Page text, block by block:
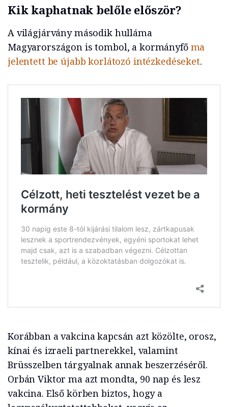
Kik kaphatnak belőle először?
A világjárvány második hulláma
Magyarországon is tombol, a kormányfő ma
jelentett be újabb korlátozó intézkedéseket.
Korábban a vakcina kapcsán azt közölte, orosz,
kínai és izraeli partnerekkel, valamint
Brüsszelben tárgyalnak annak beszerzéséről.
Orbán Viktor ma azt mondta, 90 nap és lesz
vakcina. Első körben biztos, hogy a